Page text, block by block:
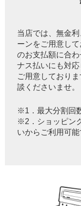
当店では、無金
ーンをご用意し
のお支払額に合
ナス払いにも対
ご用意しており
談くださいませ。
※1．最大分割回
※2．ショッピン
いからご利用可能